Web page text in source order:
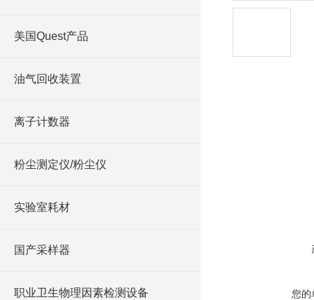
美国Quest产品
油气回收装置
离子计数器
粉尘测定仪/粉尘仪
实验室耗材
国产采样器
职业卫生物理因素检测设备 您的